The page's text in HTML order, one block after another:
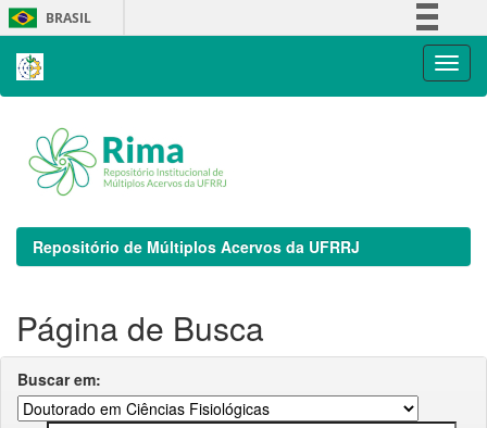
Skip
navigation
BRASIL
Repositório de Múltiplos Acervos da UFRRJ
Página de Busca
Buscar em: